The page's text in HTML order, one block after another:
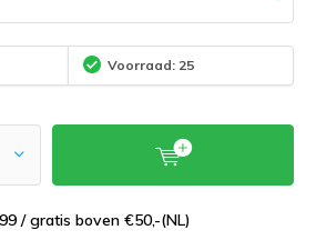
Voorraad: 25
/ gratis boven €50,-(NL)